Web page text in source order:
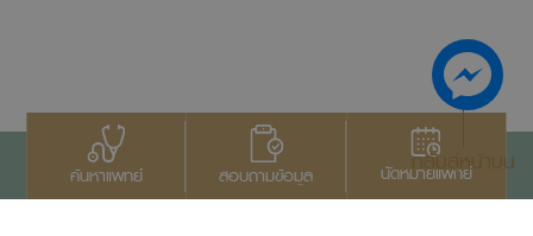
ค้นหาแพทย์ สอบถามข้อมูล นัดหมายแพทย์
กลับสู่หน้าบน